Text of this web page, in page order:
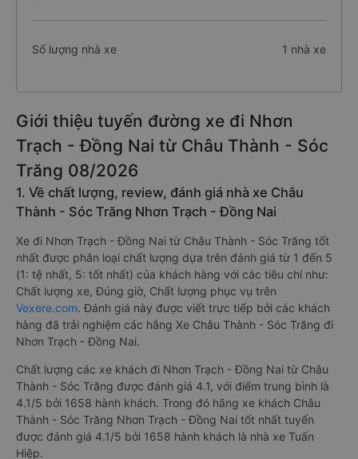
Số lượng nhà xe 1 nhà xe
Giới thiệu tuyến đường xe đi Nhơn
Trạch - Đồng Nai từ Châu Thành - Sóc
Trăng 08/2026
1. Về chất lượng, review, đánh giá nhà xe Châu
Thành - Sóc Trăng Nhơn Trạch - Đồng Nai
Xe đi Nhơn Trạch - Đồng Nai từ Châu Thành - Sóc Trăng tốt
nhất được phân loại chất lượng dựa trên đánh giá từ 1 đến 5
(1: tệ nhất, 5: tốt nhất) của khách hàng với các tiêu chí như:
Chất lượng xe, Đúng giờ, Chất lượng phục vụ trên
Vexere.com. Đánh giá này được viết trực tiếp bởi các khách
hàng đã trải nghiệm các hãng Xe Châu Thành - Sóc Trăng đi
Nhơn Trạch - Đồng Nai.
Chất lượng các xe khách đi Nhơn Trạch - Đồng Nai từ Châu
Thành - Sóc Trăng được đánh giá 4.1, với điểm trung bình là
4.1/5 bởi 1658 hành khách. Trong đó hãng xe khách Châu
Thành - Sóc Trăng Nhơn Trạch - Đồng Nai tốt nhất tuyến
được đánh giá 4.1/5 bởi 1658 hành khách là nhà xe Tuấn
Hiệp.